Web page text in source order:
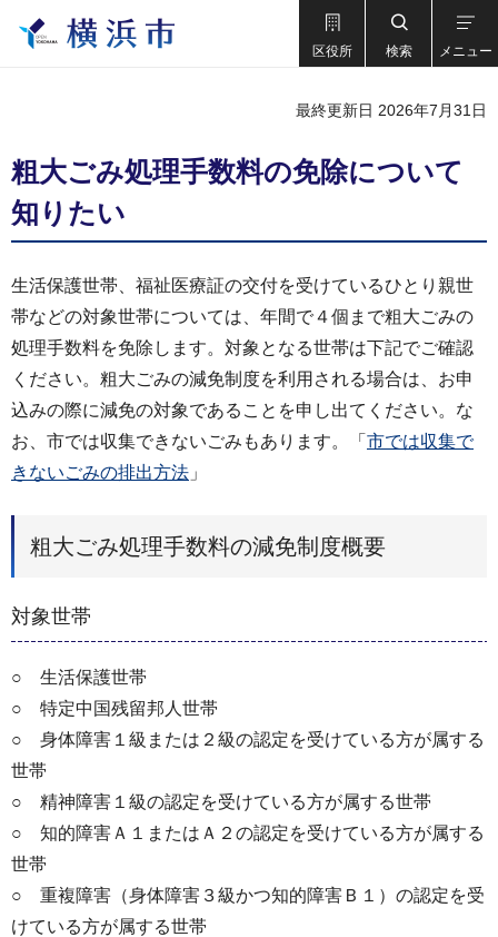
区役所 検索 メニュー
最終更新日 2026年7月31日
粗大ごみ処理手数料の免除について
知りたい
生活保護世帯、福祉医療証の交付を受けているひとり親世
帯などの対象世帯については、年間で４個まで粗大ごみの
処理手数料を免除します。対象となる世帯は下記でご確認
ください。粗大ごみの減免制度を利用される場合は、お申
込みの際に減免の対象であることを申し出てください。な
お、市では収集できないごみもあります。「 市では収集で
きないごみの排出方法 」
粗大ごみ処理手数料の減免制度概要
対象世帯
○ 生活保護世帯
○ 特定中国残留邦人世帯
○ 身体障害１級または２級の認定を受けている方が属する
世帯
○ 精神障害１級の認定を受けている方が属する世帯
○ 知的障害Ａ１またはＡ２の認定を受けている方が属する
世帯
○ 重複障害（身体障害３級かつ知的障害Ｂ１）の認定を受
けている方が属する世帯